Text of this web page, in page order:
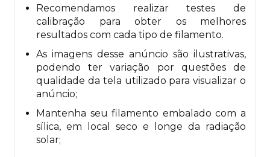
Recomendamos realizar testes de
calibração para obter os melhores
resultados com cada tipo de filamento.
As imagens desse anúncio são ilustrativas,
podendo ter variação por questões de
qualidade da tela utilizado para visualizar o
anúncio;
Mantenha seu filamento embalado com a
sílica, em local seco e longe da radiação
solar;